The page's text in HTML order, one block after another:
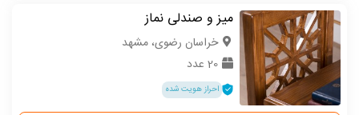
میز و صندلی نماز
خراسان رضوی، مشهد
20 عدد
احراز هویت شده